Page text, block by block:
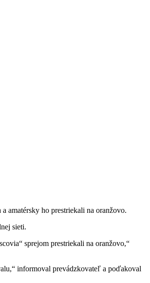
amatérsky ho prestriekali na oranžovo.
sieti.
sprejom prestriekali na oranžovo,“
informoval prevádzkovateľ a poďakoval